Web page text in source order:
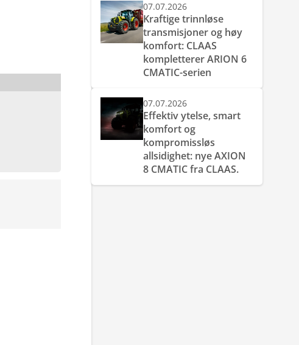
07.07.2026
Kraftige trinnløse
transmisjoner og høy
komfort: CLAAS
kompletterer ARION 6
CMATIC-serien
07.07.2026
Effektiv ytelse, smart
komfort og
kompromissløs
allsidighet: nye AXION
8 CMATIC fra CLAAS.